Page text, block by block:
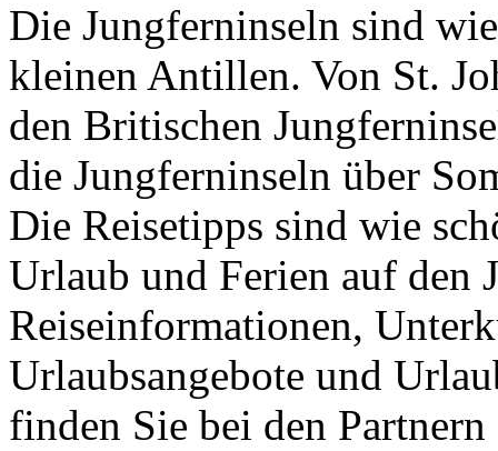
Die Jungferninseln sind
kleinen Antillen. Von St.
den Britischen
die Jungferninseln über
Die Reisetipps sind wie
Urlaub und Ferien auf den
Reiseinformationen,
Urlaubsangebote und
finden Sie bei den